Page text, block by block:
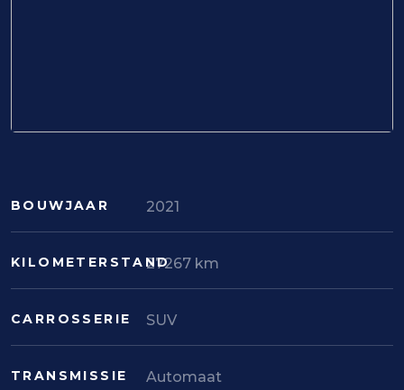
BOUWJAAR 2021
KILOMETERSTAND27267 km
CARROSSERIE SUV
TRANSMISSIE Automaat